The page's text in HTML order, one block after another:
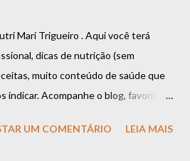
Mari Trigueiro . Aqui você terá
dicas de nutrição (sem
muito conteúdo de saúde que
indicar. Acompanhe o blog, favorite,
de saúde e longevidade.
UM COMENTÁRIO LEIA MAIS